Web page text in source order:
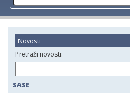
Novosti
Pretraži novosti:
SASE